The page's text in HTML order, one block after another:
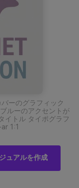
ーのグラフィック
ルーのアクセントが
イトル タイポグラフ
1:1
ュアルを作成